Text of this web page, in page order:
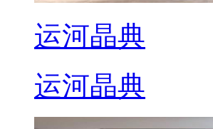
运河晶典
运河晶典